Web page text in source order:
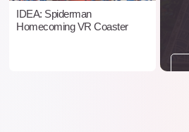
IDEA: Spiderman
Homecoming VR Coaster